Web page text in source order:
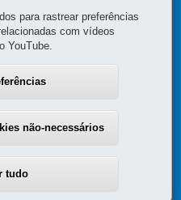
FAZENDA
para rastrear preferências
com vídeos
YouTube.
não-necessários
tudo